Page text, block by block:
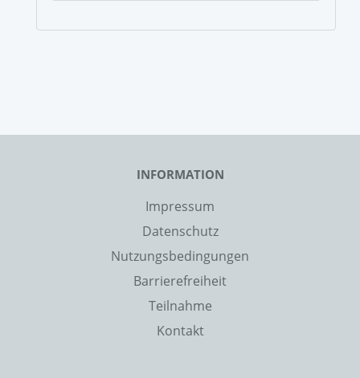
INFORMATION
Impressum
Datenschutz
Nutzungsbedingungen
Barrierefreiheit
Teilnahme
Kontakt